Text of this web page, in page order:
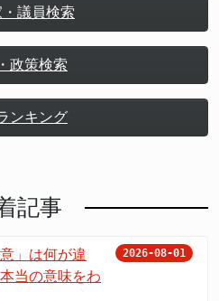
議員検索
政策検索
ンキング
記事
」は何が違
当の意味をわ
2026-08-01